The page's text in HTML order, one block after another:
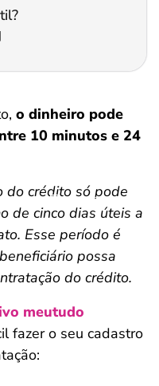
Salvar Ferramenta
o dinheiro pode
10 minutos e 24
do crédito só pode
de cinco dias úteis a
Esse período é
possa
do crédito.
meutudo
fazer o seu cadastro